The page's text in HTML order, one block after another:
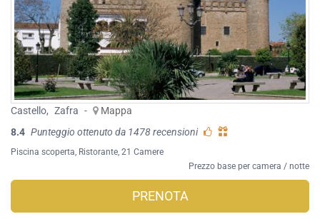
Castello, Zafra -
Mappa
8.4 Punteggio ottenuto da 1478 recensioni
Piscina scoperta Ristorante , 21 Camere
Prezzo base per camera / notte
PRENOTA